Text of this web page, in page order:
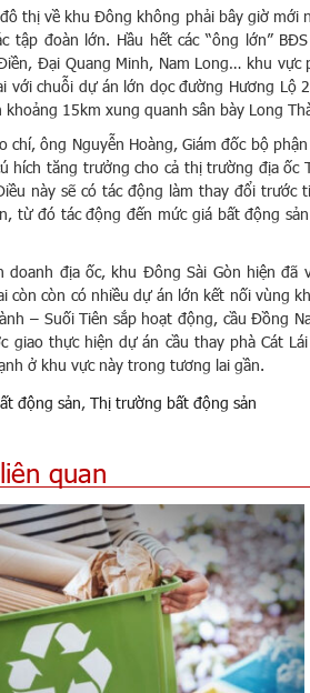
thị về khu Đông không phải bây giờ
tập đoàn lớn. Hầu hết các “ông lớn”
Đại Quang Minh, Nam Long… khu
với chuỗi dự án lớn dọc đường Hương Lộ
15km xung quanh sân bày Long
chí, ông Nguyễn Hoàng, Giám đốc bộ
hích tăng trưởng cho cả thị trường địa ốc
này sẽ có tác động làm thay đổi trước
từ đó tác động đến mức giá bất động
doanh địa ốc, khu Đông Sài Gòn hiện
còn còn có nhiều dự án lớn kết nối vùng
– Suối Tiên sắp hoạt động, cầu Đồng
giao thực hiện dự án cầu thay phà Cát
ở khu vực này trong tương lai gần.
động sản, Thị trường bất động sản
quan